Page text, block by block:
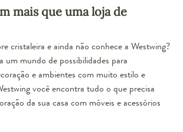
mais que uma loja de
cristaleira e ainda não conhece a Westwing?
um mundo de possibilidades para
e ambientes com muito estilo e
você encontra tudo o que precisa
da sua casa com móveis e acessórios